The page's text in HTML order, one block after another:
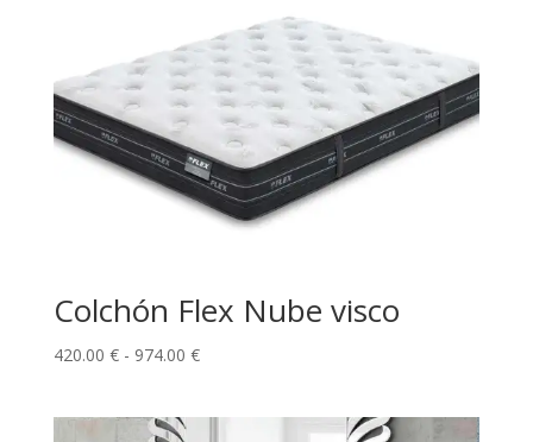
998.00 €
Colchón Flex Nube visco
420.00 € - 974.00 €Rango